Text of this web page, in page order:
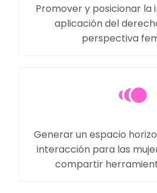
Promover y posicionar
aplicación del
perspectiva
Generar un espacio
interacción para las
compartir